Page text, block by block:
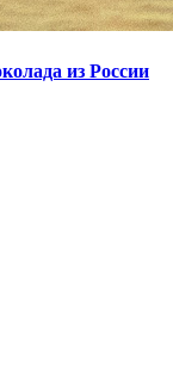
из России